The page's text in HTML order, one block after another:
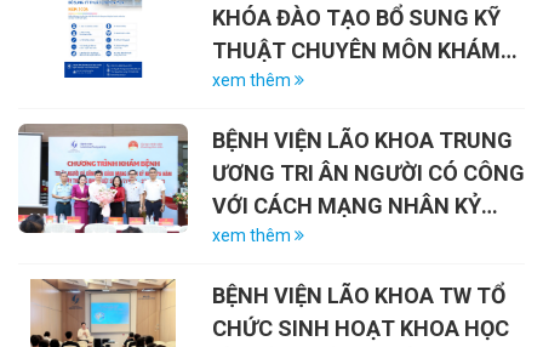
KHÓA ĐÀO TẠO BỔ SUNG KỸ
THUẬT CHUYÊN MÔN KHÁM
CHỮA BỆNH NĂM 2026
xem thêm
BỆNH VIỆN LÃO KHOA TRUNG
ƯƠNG TRI ÂN NGƯỜI CÓ CÔNG
VỚI CÁCH MẠNG NHÂN KỶ
NIỆM 79 NĂM NGÀY THƯƠNG
27/7/2026)
xem thêm
BỆNH VIỆN LÃO KHOA TW TỔ
CHỨC SINH HOẠT KHOA HỌC